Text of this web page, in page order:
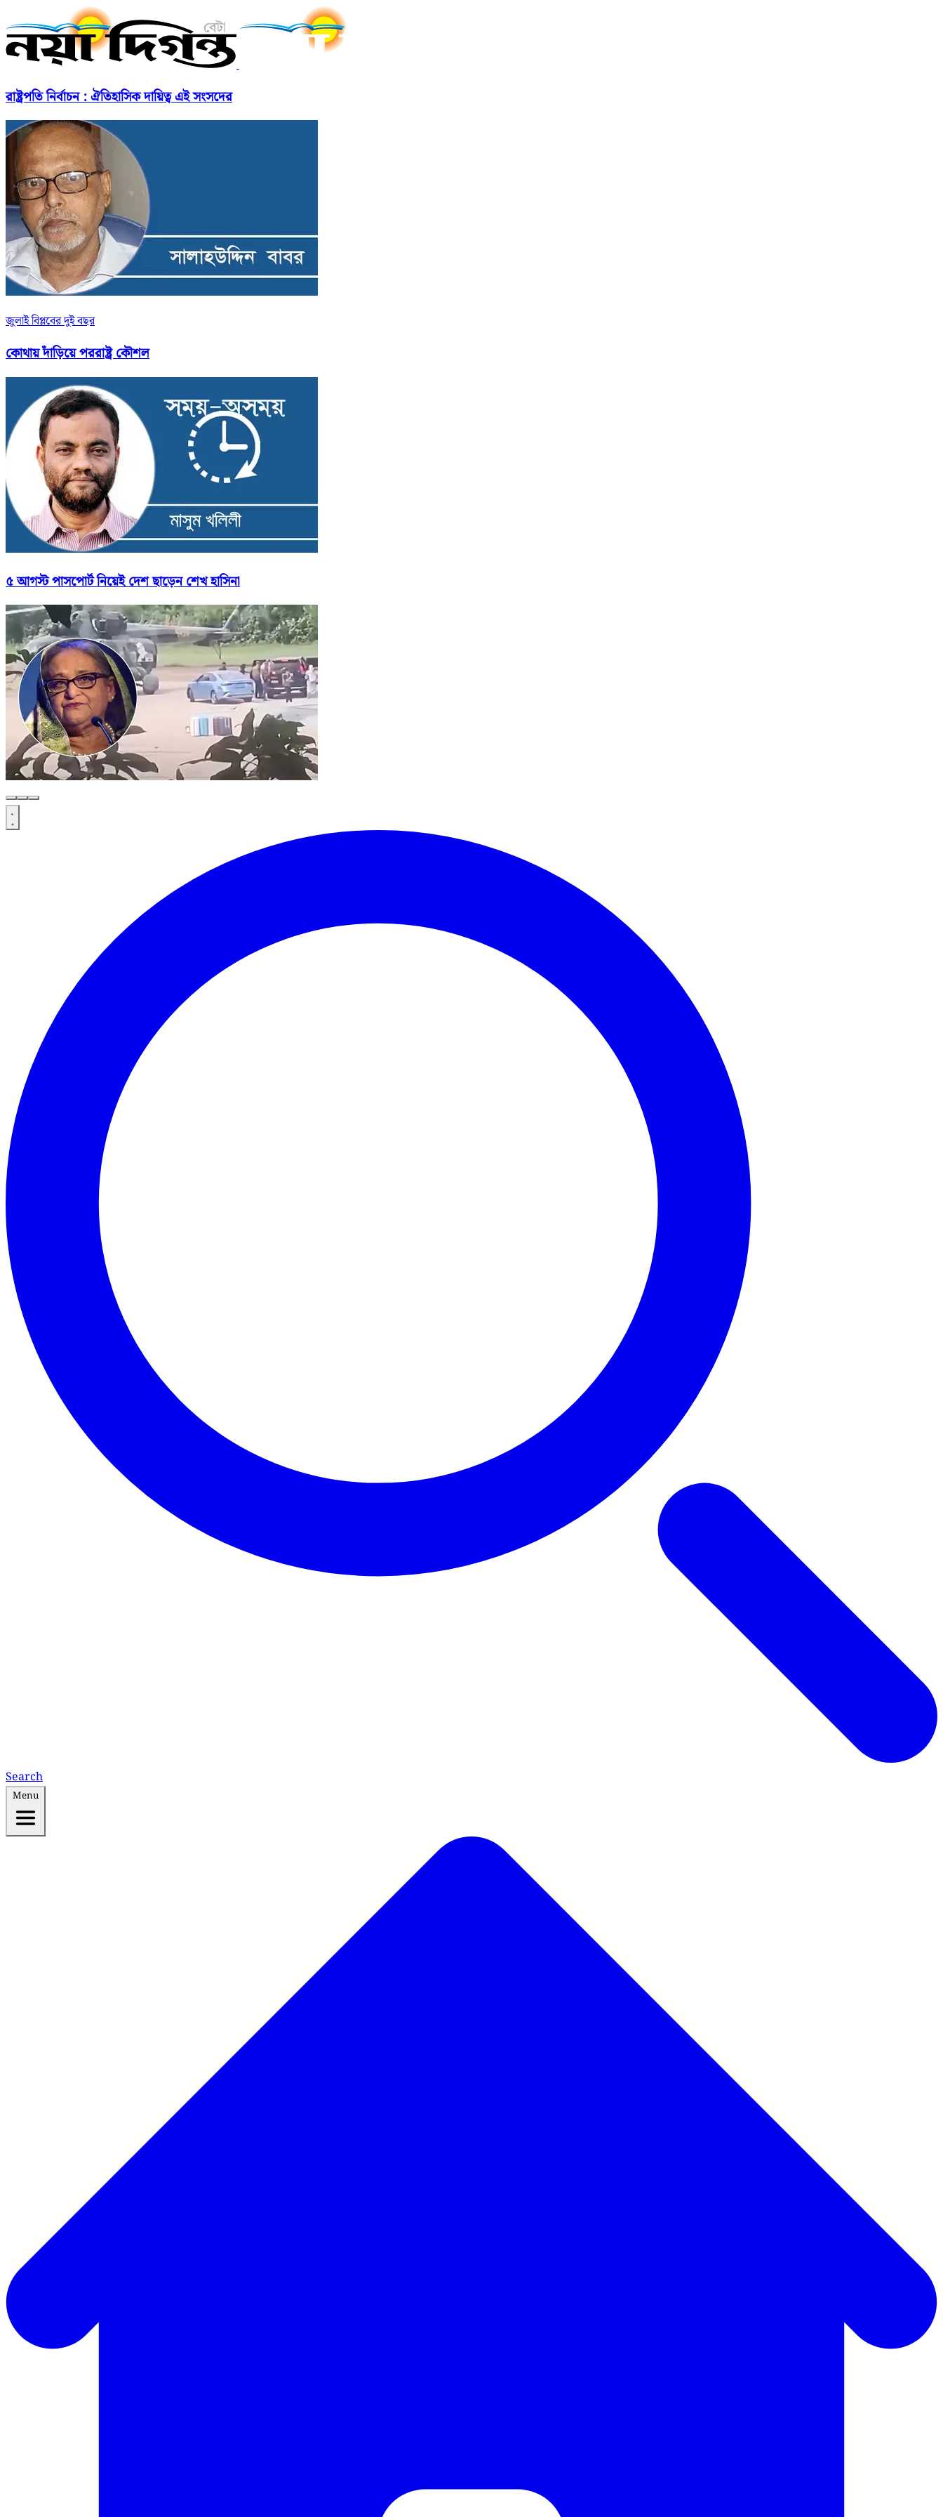
রাষ্ট্রপতি নির্বাচন : ঐতিহাসিক দায়িত্ব এই সংসদের
জুলাই বিপ্লবের দুই বছর
কোথায় দাঁড়িয়ে পররাষ্ট্র কৌশল
৫ আগস্ট পাসপোর্ট নিয়েই দেশ ছাড়েন শেখ হাসিনা
Search
Menu